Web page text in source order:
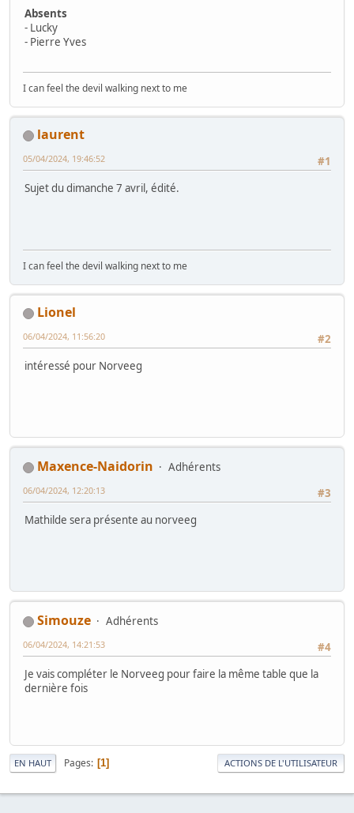
Absents
- Lucky
- Pierre Yves
I can feel the devil walking next to me
laurent
#1
05/04/2024, 19:46:52
Sujet du dimanche 7 avril, édité.
I can feel the devil walking next to me
Lionel
#2
06/04/2024, 11:56:20
intéressé pour Norveeg
Maxence-Naidorin
Adhérents
#3
06/04/2024, 12:20:13
Mathilde sera présente au norveeg
Simouze
Adhérents
#4
06/04/2024, 14:21:53
Je vais compléter le Norveeg pour faire la même table que la
dernière fois
EN HAUT Pages 1 ACTIONS DE L'UTILISATEUR